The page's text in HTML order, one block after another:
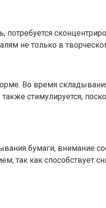
не только в
Во время
стимулируется,
бумаги, внимание
так как способствует